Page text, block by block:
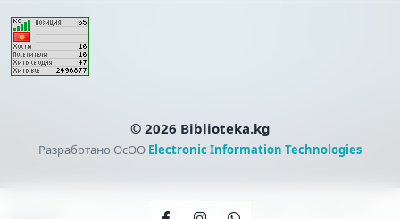
Абылаева Н., Ибрагимов С. —
© 2026 Biblioteka.kg
Разработано ОсОО Electronic Information Technologies